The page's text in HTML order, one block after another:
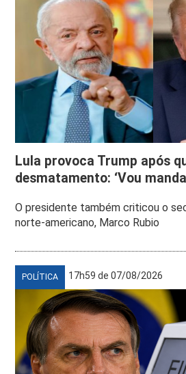
Lula provoca Trump após
desmatamento: ‘Vou
O presidente também criticou o
norte-americano, Marco Rubio
POLÍTICA 17h59 de 07/08/2026